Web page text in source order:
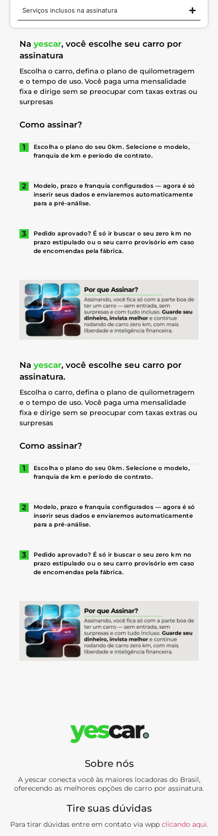
Serviços inclusos na assinatura
Na yescar, você escolhe seu carro por
assinatura
Escolha o carro, defina o plano de quilometragem
e o tempo de uso. Você paga uma mensalidade
fixa e dirige sem se preocupar com taxas extras ou
surpresas
Como assinar?
Escolha o plano do seu 0km. Selecione o modelo,
franquia de km e período de contrato.
Modelo, prazo e franquia configurados — agora é só
inserir seus dados e enviaremos automaticamente
para a pré-análise.
Pedido aprovado? É só ir buscar o seu zero km no
prazo estipulado ou o seu carro provisório em caso
de encomendas pela fábrica.
Na yescar, você escolhe seu carro por
assinatura.
Escolha o carro, defina o plano de quilometragem
e o tempo de uso. Você paga uma mensalidade
fixa e dirige sem se preocupar com taxas extras ou
surpresas
Como assinar?
Escolha o plano do seu 0km. Selecione o modelo,
franquia de km e período de contrato.
Modelo, prazo e franquia configurados — agora é só
inserir seus dados e enviaremos automaticamente
para a pré-análise.
Pedido aprovado? É só ir buscar o seu zero km no
prazo estipulado ou o seu carro provisório em caso
de encomendas pela fábrica.
Sobre nós
A yescar conecta você às maiores locadoras do Brasil,
oferecendo as melhores opções de carro por assinatura.
Tire suas dúvidas
Para tirar dúvidas entre em contato via wpp clicando aqui.